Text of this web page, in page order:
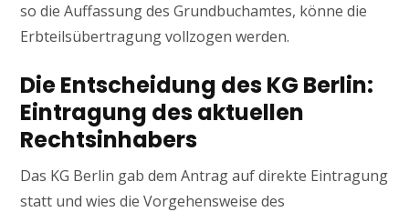
so die Auffassung des Grundbuchamtes, könne die
Erbteilsübertragung vollzogen werden.
Die Entscheidung des KG Berlin:
Eintragung des aktuellen
Rechtsinhabers
Das KG Berlin gab dem Antrag auf direkte Eintragung
statt und wies die Vorgehensweise des